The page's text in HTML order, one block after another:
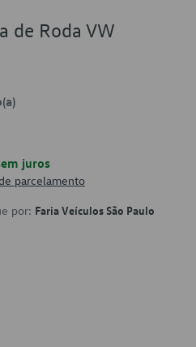
de Roda VW
juros
parcelamento
por: Faria Veículos São Paulo